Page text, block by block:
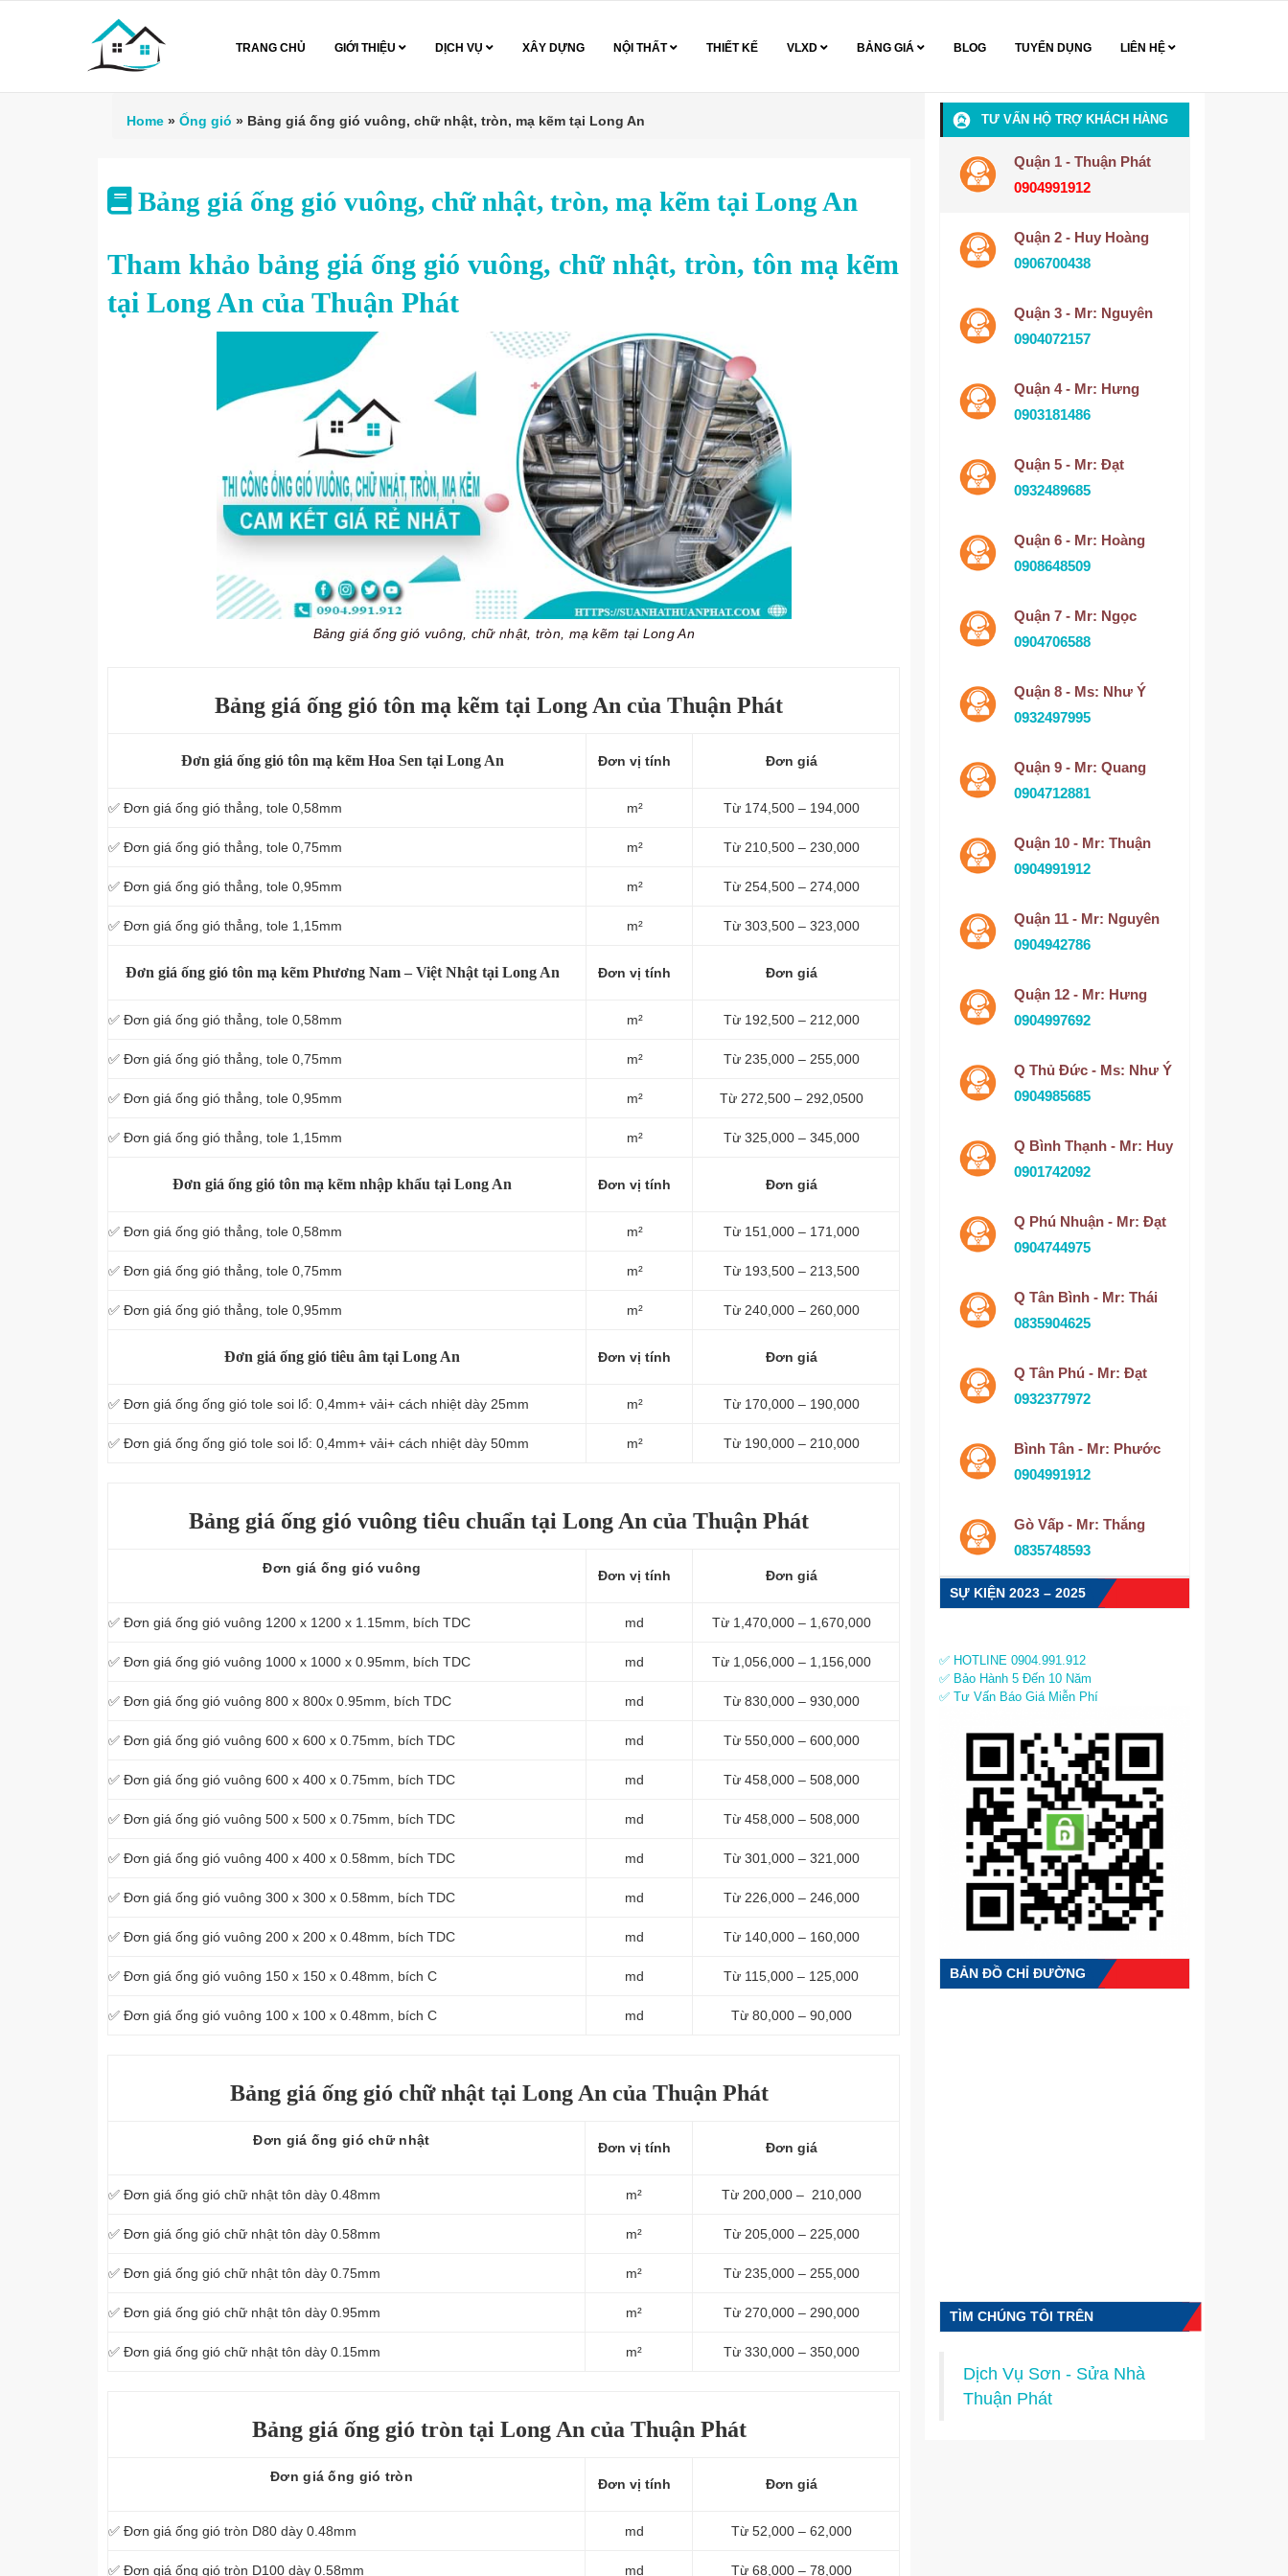
TRANG CHỦ GIỚI THIỆU DỊCH VỤ XÂY DỰNG NỘI THẤT THIẾT KẾ VLXD BẢNG GIÁ BLOG TUYỂN DỤNG LIÊN HỆ
Home » Ống gió » Bảng giá ống gió vuông, chữ nhật, tròn, mạ kẽm tại Long An
Bảng giá ống gió vuông, chữ nhật, tròn, mạ kẽm tại Long An
Tham khảo bảng giá ống gió vuông, chữ nhật, tròn, tôn mạ kẽm
tại Long An của Thuận Phát
Bảng giá ống gió vuông, chữ nhật, tròn, mạ kẽm tại Long An
Bảng giá ống gió tôn mạ kẽm tại Long An của Thuận Phát
Đơn giá ống gió tôn mạ kẽm Hoa Sen tại Long An Đơn vị tính Đơn giá
✅ Đơn giá ống gió thẳng, tole 0,58mm m² Từ 174,500 – 194,000
✅ Đơn giá ống gió thẳng, tole 0,75mm m² Từ 210,500 – 230,000
✅ Đơn giá ống gió thẳng, tole 0,95mm m² Từ 254,500 – 274,000
✅ Đơn giá ống gió thẳng, tole 1,15mm m² Từ 303,500 – 323,000
Đơn giá ống gió tôn mạ kẽm Phương Nam – Việt Nhật tại Long An Đơn vị tính Đơn giá
✅ Đơn giá ống gió thẳng, tole 0,58mm m² Từ 192,500 – 212,000
✅ Đơn giá ống gió thẳng, tole 0,75mm m² Từ 235,000 – 255,000
✅ Đơn giá ống gió thẳng, tole 0,95mm m² Từ 272,500 – 292,0500
✅ Đơn giá ống gió thẳng, tole 1,15mm m² Từ 325,000 – 345,000
Đơn giá ống gió tôn mạ kẽm nhập khẩu tại Long An Đơn vị tính Đơn giá
✅ Đơn giá ống gió thẳng, tole 0,58mm m² Từ 151,000 – 171,000
✅ Đơn giá ống gió thẳng, tole 0,75mm m² Từ 193,500 – 213,500
✅ Đơn giá ống gió thẳng, tole 0,95mm m² Từ 240,000 – 260,000
Đơn giá ống gió tiêu âm tại Long An Đơn vị tính Đơn giá
✅ Đơn giá ống ống gió tole soi lổ: 0,4mm+ vải+ cách nhiệt dày 25mm m² Từ 170,000 – 190,000
✅ Đơn giá ống ống gió tole soi lổ: 0,4mm+ vải+ cách nhiệt dày 50mm m² Từ 190,000 – 210,000
Bảng giá ống gió vuông tiêu chuẩn tại Long An của Thuận Phát
Đơn giá ống gió vuông Đơn vị tính Đơn giá
✅ Đơn giá ống gió vuông 1200 x 1200 x 1.15mm, bích TDC md Từ 1,470,000 – 1,670,000
✅ Đơn giá ống gió vuông 1000 x 1000 x 0.95mm, bích TDC md Từ 1,056,000 – 1,156,000
✅ Đơn giá ống gió vuông 800 x 800x 0.95mm, bích TDC md Từ 830,000 – 930,000
✅ Đơn giá ống gió vuông 600 x 600 x 0.75mm, bích TDC md Từ 550,000 – 600,000
✅ Đơn giá ống gió vuông 600 x 400 x 0.75mm, bích TDC md Từ 458,000 – 508,000
✅ Đơn giá ống gió vuông 500 x 500 x 0.75mm, bích TDC md Từ 458,000 – 508,000
✅ Đơn giá ống gió vuông 400 x 400 x 0.58mm, bích TDC md Từ 301,000 – 321,000
✅ Đơn giá ống gió vuông 300 x 300 x 0.58mm, bích TDC md Từ 226,000 – 246,000
✅ Đơn giá ống gió vuông 200 x 200 x 0.48mm, bích TDC md Từ 140,000 – 160,000
✅ Đơn giá ống gió vuông 150 x 150 x 0.48mm, bích C md Từ 115,000 – 125,000
✅ Đơn giá ống gió vuông 100 x 100 x 0.48mm, bích C md Từ 80,000 – 90,000
Bảng giá ống gió chữ nhật tại Long An của Thuận Phát
Đơn giá ống gió chữ nhật Đơn vị tính Đơn giá
✅ Đơn giá ống gió chữ nhật tôn dày 0.48mm m² Từ 200,000 – 210,000
✅ Đơn giá ống gió chữ nhật tôn dày 0.58mm m² Từ 205,000 – 225,000
✅ Đơn giá ống gió chữ nhật tôn dày 0.75mm m² Từ 235,000 – 255,000
✅ Đơn giá ống gió chữ nhật tôn dày 0.95mm m² Từ 270,000 – 290,000
✅ Đơn giá ống gió chữ nhật tôn dày 0.15mm m² Từ 330,000 – 350,000
Bảng giá ống gió tròn tại Long An của Thuận Phát
Đơn giá ống gió tròn Đơn vị tính Đơn giá
✅ Đơn giá ống gió tròn D80 dày 0.48mm md Từ 52,000 – 62,000
✅ Đơn giá ống gió tròn D100 dày 0.58mm md Từ 68,000 – 78,000
TƯ VẤN HỘ TRỢ KHÁCH HÀNG
Quận 1 - Thuận Phát
0904991912
Quận 2 - Huy Hoàng
0906700438
Quận 3 - Mr: Nguyên
0904072157
Quận 4 - Mr: Hưng
0903181486
Quận 5 - Mr: Đạt
0932489685
Quận 6 - Mr: Hoàng
0908648509
Quận 7 - Mr: Ngọc
0904706588
Quận 8 - Ms: Như Ý
0932497995
Quận 9 - Mr: Quang
0904712881
Quận 10 - Mr: Thuận
0904991912
Quận 11 - Mr: Nguyên
0904942786
Quận 12 - Mr: Hưng
0904997692
Q Thủ Đức - Ms: Như Ý
0904985685
Q Bình Thạnh - Mr: Huy
0901742092
Q Phú Nhuận - Mr: Đạt
0904744975
Q Tân Bình - Mr: Thái
0835904625
Q Tân Phú - Mr: Đạt
0932377972
Bình Tân - Mr: Phước
0904991912
Gò Vấp - Mr: Thắng
0835748593
SỰ KIỆN 2023 – 2025
✅ HOTLINE 0904.991.912
✅ Bảo Hành 5 Đến 10 Năm
✅ Tư Vấn Báo Giá Miễn Phí
BẢN ĐỒ CHỈ ĐƯỜNG
TÌM CHÚNG TÔI TRÊN
Dịch Vụ Sơn - Sửa Nhà
Thuận Phát